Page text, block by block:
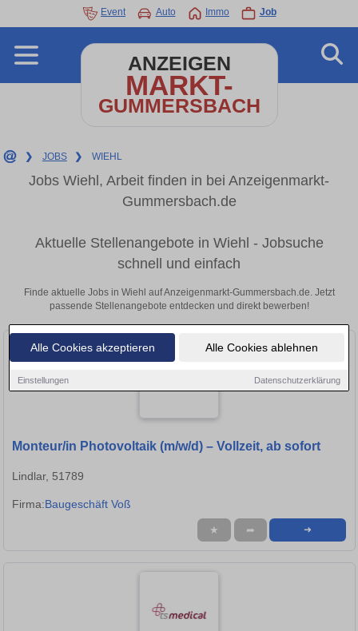
Alle Cookies akzeptieren Alle Cookies ablehnen
Einstellungen Datenschutzerklärung
Event Auto Immo Job
ANZEIGEN
MARKT-
GUMMERSBACH
❯ JOBS ❯ WIEHL
Jobs Wiehl, Arbeit finden in bei Anzeigenmarkt-
Gummersbach.de
Aktuelle Stellenangebote in Wiehl - Jobsuche
schnell und einfach
Finde aktuelle Jobs in Wiehl auf Anzeigenmarkt-Gummersbach.de. Jetzt
passende Stellenangebote entdecken und direkt bewerben!
Monteur/in Photovoltaik (m/w/d) – Vollzeit, ab sofort
Lindlar, 51789
Firma:Baugeschäft Voß
★ ➦ ➜